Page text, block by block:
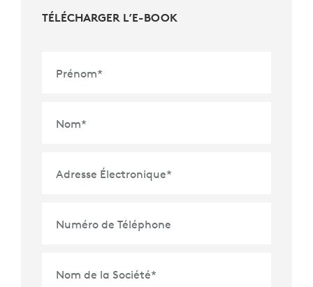
TÉLÉCHARGER L’E-BOOK
Prénom*
Nom*
Adresse Électronique*
Numéro de Téléphone
Nom de la Société*